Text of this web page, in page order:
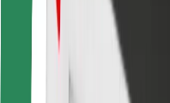
Bolt Laadstations
Support
Voor passagiers